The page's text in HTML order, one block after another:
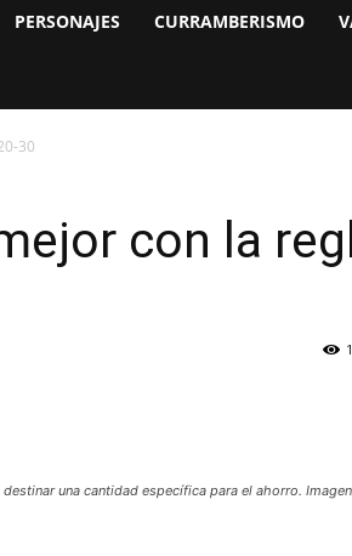
PERSONAJES CURRAMBERISMO
30
con la
una cantidad específica para el ahorro.